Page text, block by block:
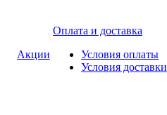
Акции
Оплата и доставка
Условия оплаты
Условия доставки